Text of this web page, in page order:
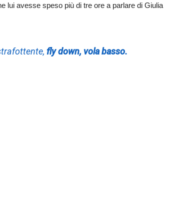
lui avesse speso più di tre ore a parlare di Giulia
fly down, vola basso.